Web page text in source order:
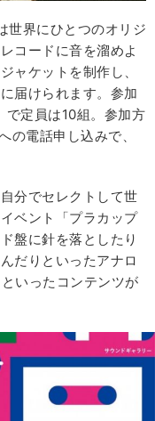
世界にひとつのオリジ
コードに音を溜めよ
ャケットを制作し、
届けられます。参加
定員は10組。参加方
電話申し込みで、
分でセレクトして世
ベント「プラカップ
盤に針を落としたり
だりといったアナロ
いったコンテンツが